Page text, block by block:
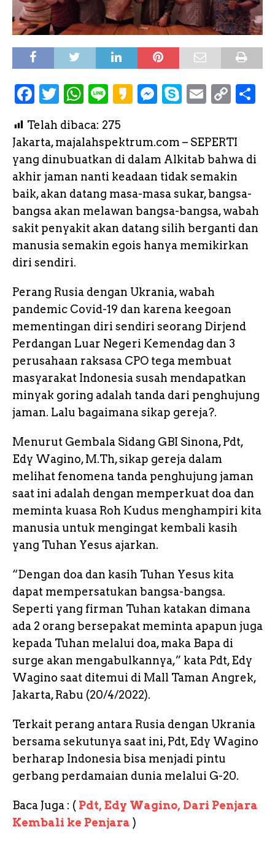
F
c
e
b
o
o
k
T
it
te
r
W
a
ts
A
p
p
L
n
e
K
a
o
M
s
e
n
g
e
r
S
y
p
e
E
a
il
C
p
y
L
i
n
k
Telah dibaca: 275
Jakarta, majalahspektrum.com – SEPERTI
yang dinubuatkan di dalam Alkitab bahwa di
akhir jaman nanti keadaan tidak semakin
baik, akan datang masa-masa sukar, bangsa-
bangsa akan melawan bangsa-bangsa, wabah
sakit penyakit akan datang silih berganti dan
manusia semakin egois hanya memikirkan
diri sendiri.
Perang Rusia dengan Ukrania, wabah
pandemic Covid-19 dan karena keegoan
mementingan diri sendiri seorang Dirjend
Perdangan Luar Negeri Kemendag dan 3
perusahaan raksasa CPO tega membuat
masyarakat Indonesia susah mendapatkan
minyak goring adalah tanda dari penghujung
jaman. Lalu bagaimana sikap gereja?.
Menurut Gembala Sidang GBI Sinona, Pdt,
Edy Wagino, M.Th, sikap gereja dalam
melihat fenomena tanda penghujung jaman
saat ini adalah dengan memperkuat doa dan
meminta kuasa Roh Kudus menghampiri kita
manusia untuk mengingat kembali kasih
yang Tuhan Yesus ajarkan.
“Dengan doa dan kasih Tuhan Yesus kita
dapat mempersatukan bangsa-bangsa.
Seperti yang firman Tuhan katakan dimana
ada 2 orang bersepakat meminta apapun juga
kepada Tuhan melalui doa, maka Bapa di
surge akan mengabulkannya,” kata Pdt, Edy
Wagino saat ditemui di Mall Taman Angrek,
Jakarta, Rabu (20/4/2022).
Terkait perang antara Rusia dengan Ukrania
bersama sekutunya saat ini, Pdt, Edy Wagino
berharap Indonesia bisa menjadi pintu
gerbang perdamaian dunia melalui G-20.
Baca Juga : ( Pdt, Edy Wagino, Dari Penjara
Kembali ke Penjara )